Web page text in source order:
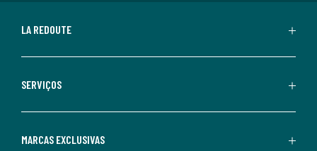
LA REDOUTE
SERVIÇOS
MARCAS EXCLUSIVAS